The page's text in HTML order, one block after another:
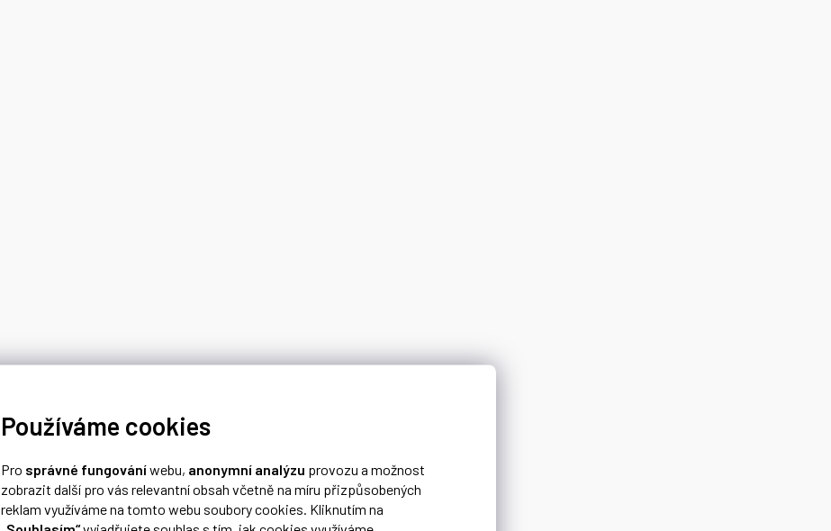
Používáme cookies
Pro správné fungováníwebu, anonymní analýzu provozu a možnost
zobrazit další pro vás relevantní obsah včetně na míru přizpůsobených
reklam využíváme na tomto webu soubory cookies. Kliknutím na